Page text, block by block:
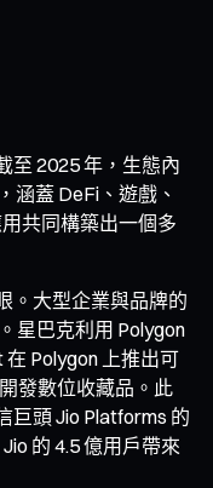
至 2025 年，生態內
涵蓋 DeFi、遊戲、
共同構築出一個多
。大型企業與品牌的
星巴克利用 Polygon
Polygon 上推出可
發數位收藏品。此
巨頭 Jio Platforms 的
的 4.5 億用戶帶來